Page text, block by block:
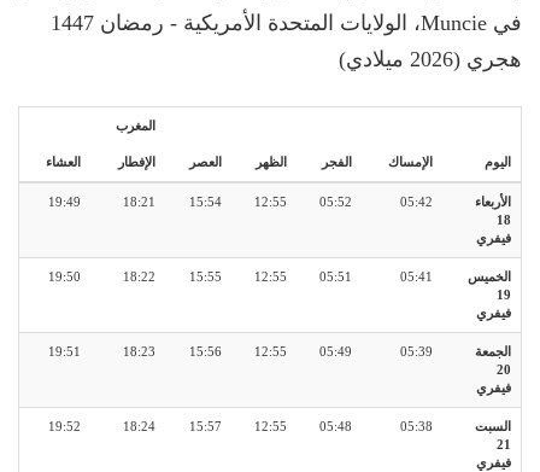
في Muncie، الولايات المتحدة الأمريكية - رمضان 1447
هجري (2026 ميلادي)
اليوم الإمساك الفجر الظهر العصر
المغرب
الإفطار العشاء
الأربعاء
18
فيفري
05:42
05:52
12:55
15:54
18:21
19:49
الخميس
19
فيفري
05:41
05:51
12:55
15:55
18:22
19:50
الجمعة
20
فيفري
05:39
05:49
12:55
15:56
18:23
19:51
السبت
21
فيفري
05:38
05:48
12:55
15:57
18:24
19:52